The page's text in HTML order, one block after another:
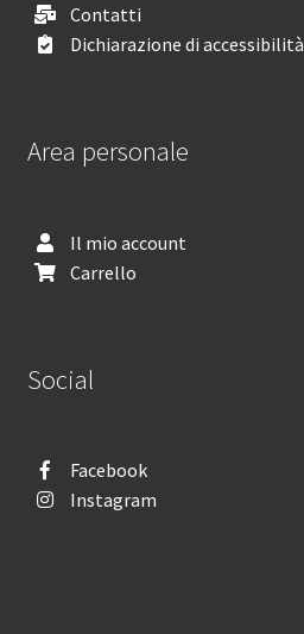
Contatti
Dichiarazione di accessibilità
Area personale
Il mio account
Carrello
Social
Facebook
Instagram